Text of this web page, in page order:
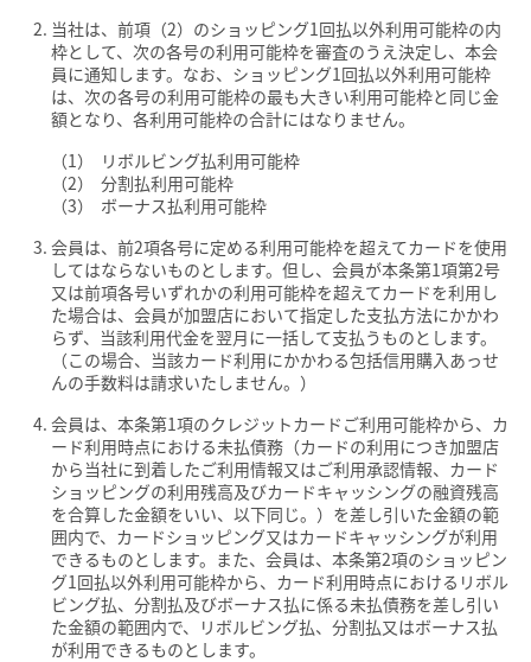
当社は、前項（2）のショッピング1回払以外利用可能枠の内
枠として、次の各号の利用可能枠を審査のうえ決定し、本会
員に通知します。なお、ショッピング1回払以外利用可能枠
は、次の各号の利用可能枠の最も大きい利用可能枠と同じ金
額となり、各利用可能枠の合計にはなりません。
リボルビング払利用可能枠
分割払利用可能枠
ボーナス払利用可能枠
会員は、前2項各号に定める利用可能枠を超えてカードを使用
してはならないものとします。但し、会員が本条第1項第2号
又は前項各号いずれかの利用可能枠を超えてカードを利用し
た場合は、会員が加盟店において指定した支払方法にかかわ
らず、当該利用代金を翌月に一括して支払うものとします。
（この場合、当該カード利用にかかわる包括信用購入あっせ
んの手数料は請求いたしません。）
会員は、本条第1項のクレジットカードご利用可能枠から、カ
ード利用時点における未払債務（カードの利用につき加盟店
から当社に到着したご利用情報又はご利用承認情報、カード
ショッピングの利用残高及びカードキャッシングの融資残高
を合算した金額をいい、以下同じ。）を差し引いた金額の範
囲内で、カードショッピング又はカードキャッシングが利用
できるものとします。また、会員は、本条第2項のショッピン
グ1回払以外利用可能枠から、カード利用時点におけるリボル
ビング払、分割払及びボーナス払に係る未払債務を差し引い
た金額の範囲内で、リボルビング払、分割払又はボーナス払
が利用できるものとします。